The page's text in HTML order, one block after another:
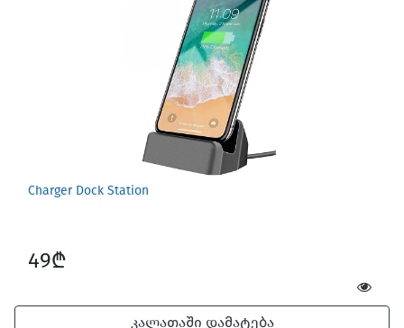
Charger Dock Station
49₾
კალათაში დამატება